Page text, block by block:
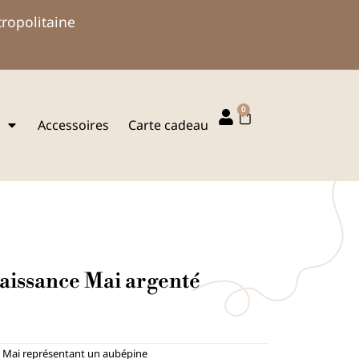
Accessoires Carte cadeau
0
Panier
Mai argenté
représentant un aubépine